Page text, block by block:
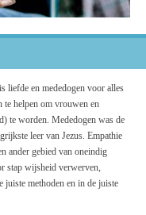
liefde en mededogen voor alles
te helpen om vrouwen en
te worden. Mededogen was de
leer van Jezus. Empathie
ander gebied van oneindig
stap wijsheid verwerven,
juiste methoden en in de juiste